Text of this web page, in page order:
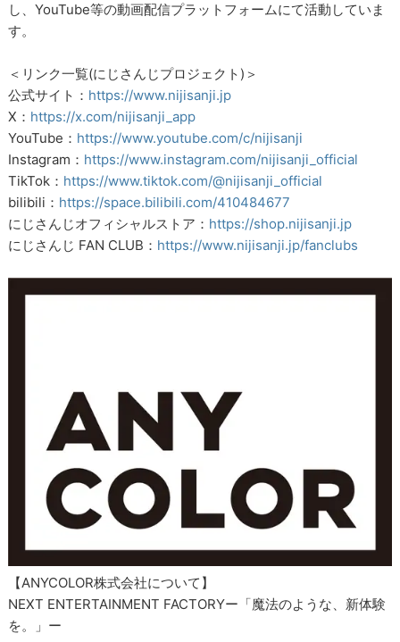
し、YouTube等の動画配信プラットフォームにて活動していま
す。
＜リンク一覧(にじさんじプロジェクト)＞
公式サイト： https://www.nijisanji.jp
X： https://x.com/nijisanji_app
YouTube： https://www.youtube.com/c/nijisanji
Instagram： https://www.instagram.com/nijisanji_official
TikTok： https://www.tiktok.com/@nijisanji_official
bilibili： https://space.bilibili.com/410484677
にじさんじオフィシャルストア： https://shop.nijisanji.jp
にじさんじ FAN CLUB： https://www.nijisanji.jp/fanclubs
【ANYCOLOR株式会社について】
NEXT ENTERTAINMENT FACTORYー「魔法のような、新体験
を。」ー